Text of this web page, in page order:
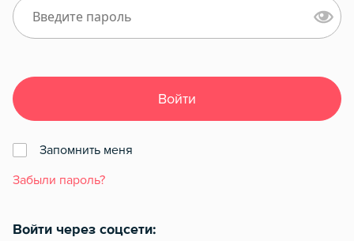
Войти
Запомнить меня
Забыли пароль?
Войти через соцсети: